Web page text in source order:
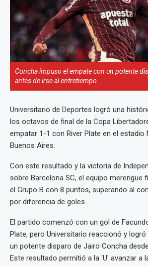
Concha impuso el empate con un potente
antes de irse al entretiempo.
Universitario de Deportes logró una
los octavos de final de la Copa
empatar 1-1 con River Plate en el estadio
Buenos Aires.
Con este resultado y la victoria de
sobre Barcelona SC, el equipo merengue
el Grupo B con 8 puntos, superando al
por diferencia de goles.
El partido comenzó con un gol de
Plate, pero Universitario reaccionó y
un potente disparo de Jairo Concha
Este resultado permitió a la 'U' avanzar a